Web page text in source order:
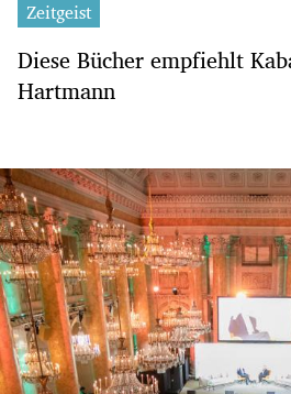
Zeitgeist
Diese Bücher empfiehlt
Hartmann